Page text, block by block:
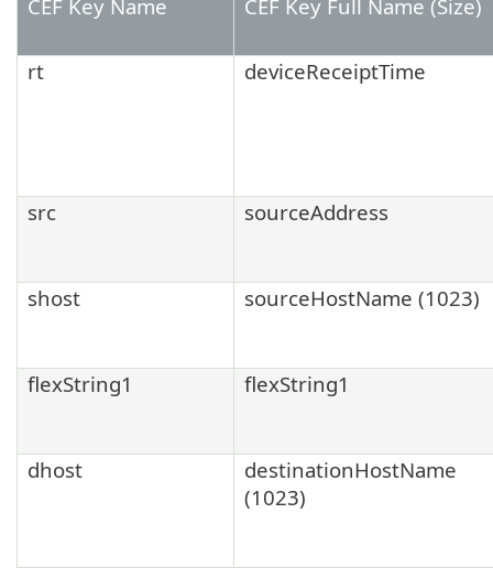
CEF Key Name
CEF Key Full Name (Size)
rt deviceReceiptTime
src sourceAddress
shost sourceHostName (1023)
flexString1 flexString1
dhost
destinationHostName
(1023)